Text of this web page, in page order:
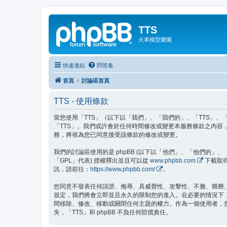
TTS
火車模型樂園
快速連結 問答集
首頁 討論區首頁
TTS - 使用條款
當您使用「TTS」（以下以「我們」、「我們的」、「TTS」、
「TTS」。我們或許會於任何時間修改或變更本服務條款之內
務，將視為您已同意接受該條款的修改或變更。
我們的討論區使用的是 phpBB (以下以「他們」、「他們的」
「GPL」代表) 授權釋出並且可以從 www.phpbb.com
下載取
訊，請前往： https://www.phpbb.com/ 。
您同意不發表任何誹謗、侮辱、具威脅性、攻擊性、不雅、猥
規定，我們將會立即並且永久的限制您的進入。在必要的情況
間移除、修改、移動或關閉任何主題的權力。作為一個使用者
失，「TTS」和 phpBB 不負任何賠償責任。